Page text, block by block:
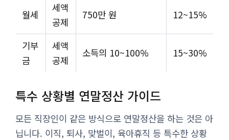
월세
세액
공제
750만 원 12~15%
기부
금
세액
공제
소득의 10~100% 15~30%
특수 상황별 연말정산 가이드
모든 직장인이 같은 방식으로 연말정산을 하는 것은 아
닙니다. 이직, 퇴사, 맞벌이, 육아휴직 등 특수한 상황